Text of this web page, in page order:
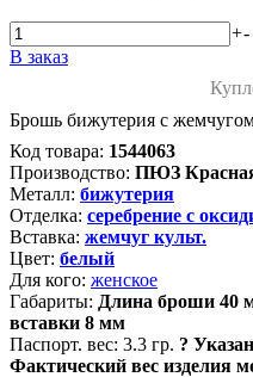
+-
В заказ
Брошь бижутерия с
Код товара: 1544063
Производство: ПЮЗ
Металл: бижутерия
Отделка: серебрение с
Вставка: жемчуг культ.
Цвет: белый
Для кого: женское
Габариты: Длина броши 40
вставки 8 мм
Паспорт. вес: 3.3 гр. ?
Фактический вес изделия